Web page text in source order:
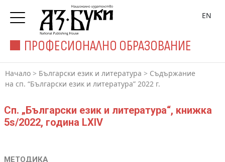
ПРОФЕСИОНАЛНО ОБРАЗОВАНИЕ
EN
Начало > Български език и литература > Съдържание
на сп. “Български език и литература” 2022 г.
Сп. „Български език и литература“, книжка
5s/2022, година LXIV
МЕТОДИКА